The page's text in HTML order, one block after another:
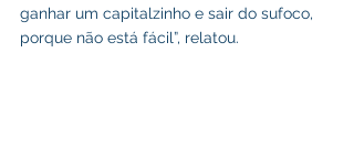
ganhar um capitalzinho e sair do sufoco,
porque não está fácil”, relatou.